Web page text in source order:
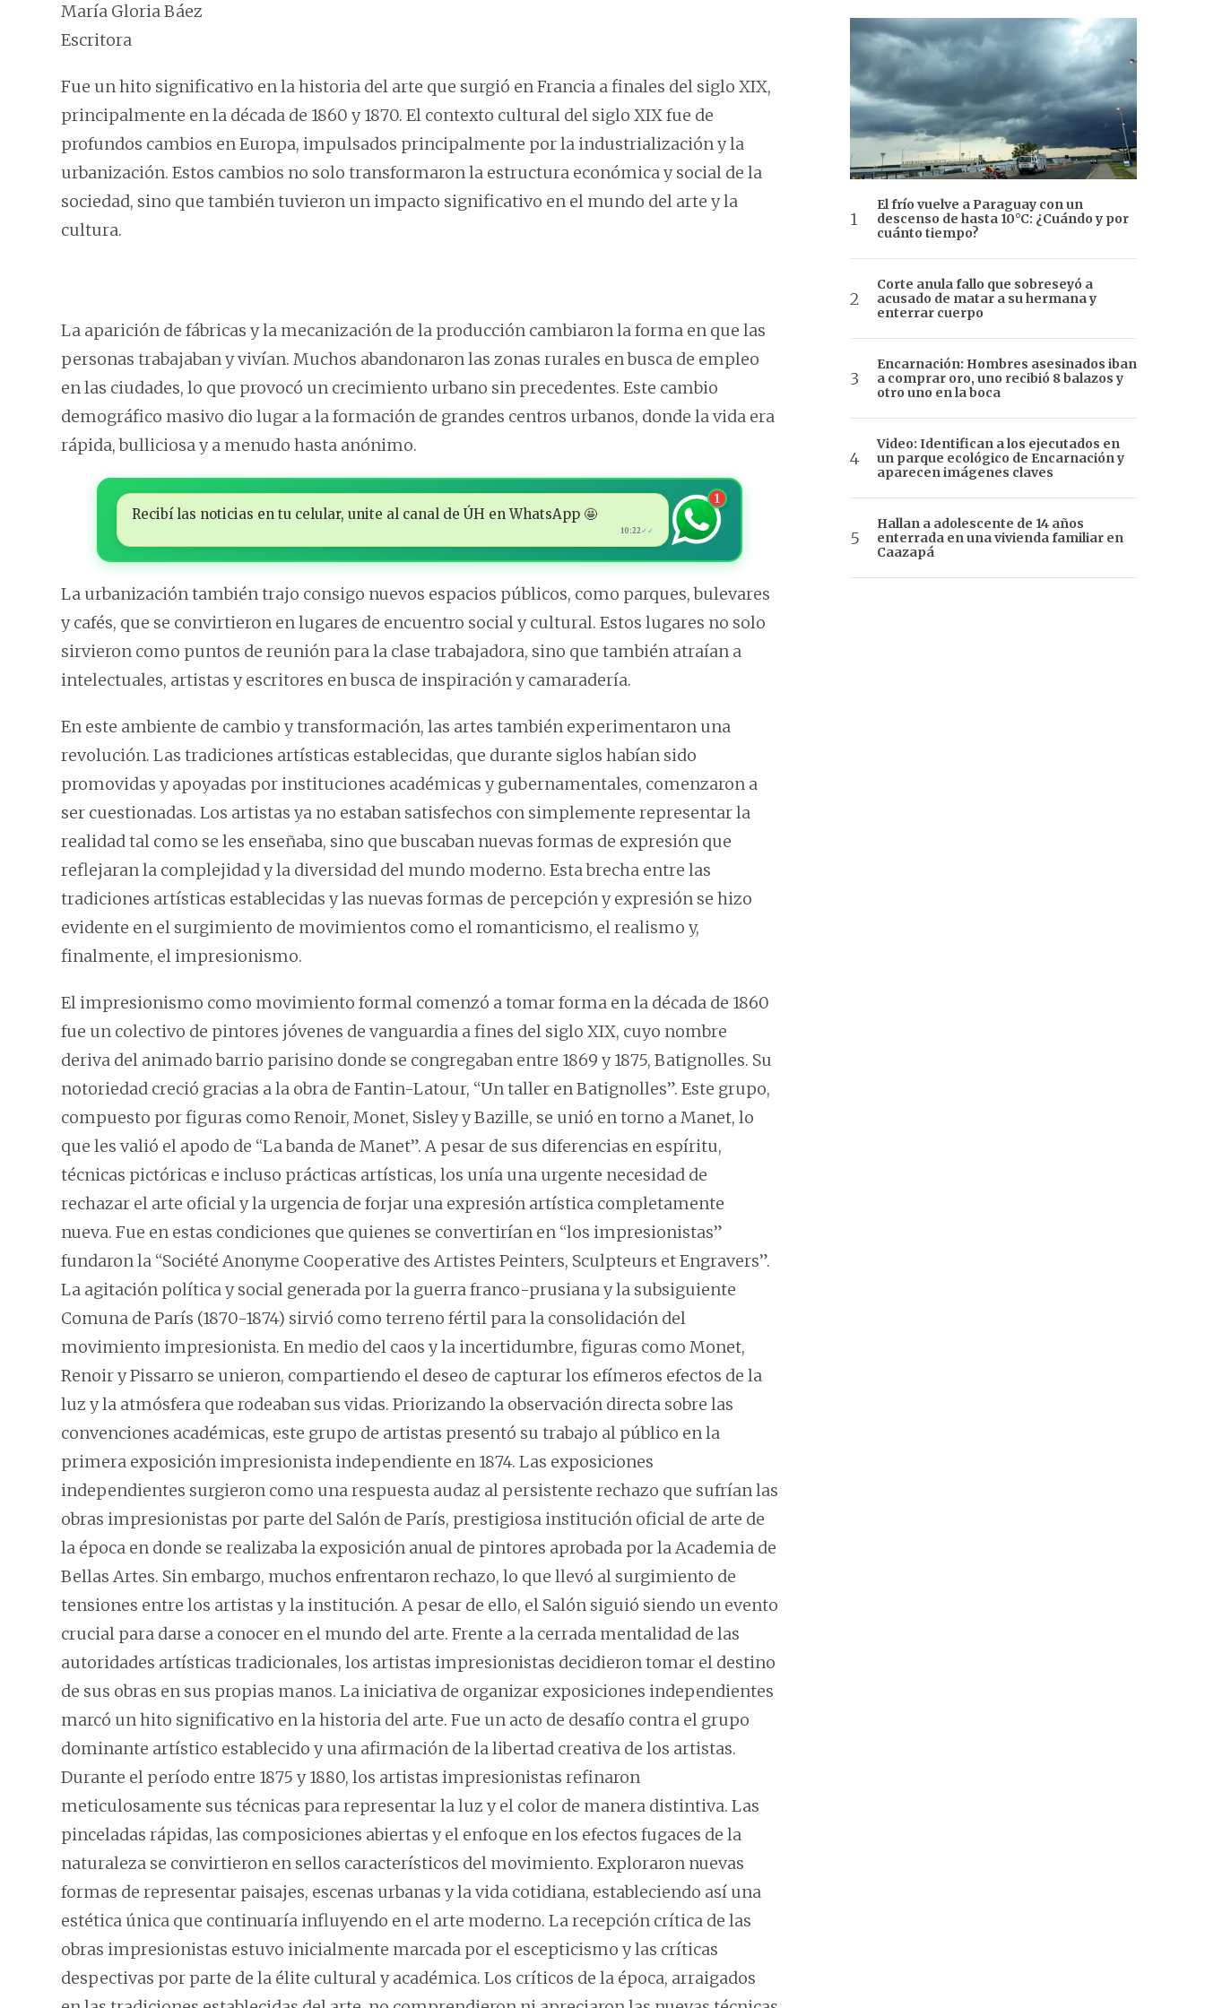
María Gloria Báez
Escritora
Fue un hito significativo en la historia del arte que surgió en Francia a finales del siglo XIX,
principalmente en la década de 1860 y 1870. El contexto cultural del siglo XIX fue de
profundos cambios en Europa, impulsados principalmente por la industrialización y la
urbanización. Estos cambios no solo transformaron la estructura económica y social de la
sociedad, sino que también tuvieron un impacto significativo en el mundo del arte y la
cultura.
La aparición de fábricas y la mecanización de la producción cambiaron la forma en que las
personas trabajaban y vivían. Muchos abandonaron las zonas rurales en busca de empleo
en las ciudades, lo que provocó un crecimiento urbano sin precedentes. Este cambio
demográfico masivo dio lugar a la formación de grandes centros urbanos, donde la vida era
rápida, bulliciosa y a menudo hasta anónimo.
Recibí las noticias en tu celular, unite al canal de ÚH en WhatsApp 🤩
10:22✓✓
1
La urbanización también trajo consigo nuevos espacios públicos, como parques, bulevares
y cafés, que se convirtieron en lugares de encuentro social y cultural. Estos lugares no solo
sirvieron como puntos de reunión para la clase trabajadora, sino que también atraían a
intelectuales, artistas y escritores en busca de inspiración y camaradería.
En este ambiente de cambio y transformación, las artes también experimentaron una
revolución. Las tradiciones artísticas establecidas, que durante siglos habían sido
promovidas y apoyadas por instituciones académicas y gubernamentales, comenzaron a
ser cuestionadas. Los artistas ya no estaban satisfechos con simplemente representar la
realidad tal como se les enseñaba, sino que buscaban nuevas formas de expresión que
reflejaran la complejidad y la diversidad del mundo moderno. Esta brecha entre las
tradiciones artísticas establecidas y las nuevas formas de percepción y expresión se hizo
evidente en el surgimiento de movimientos como el romanticismo, el realismo y,
finalmente, el impresionismo.
El impresionismo como movimiento formal comenzó a tomar forma en la década de 1860
fue un colectivo de pintores jóvenes de vanguardia a fines del siglo XIX, cuyo nombre
deriva del animado barrio parisino donde se congregaban entre 1869 y 1875, Batignolles. Su
notoriedad creció gracias a la obra de Fantin-Latour, “Un taller en Batignolles”. Este grupo,
compuesto por figuras como Renoir, Monet, Sisley y Bazille, se unió en torno a Manet, lo
que les valió el apodo de “La banda de Manet”. A pesar de sus diferencias en espíritu,
técnicas pictóricas e incluso prácticas artísticas, los unía una urgente necesidad de
rechazar el arte oficial y la urgencia de forjar una expresión artística completamente
nueva. Fue en estas condiciones que quienes se convertirían en “los impresionistas”
fundaron la “Société Anonyme Cooperative des Artistes Peinters, Sculpteurs et Engravers”.
La agitación política y social generada por la guerra franco-prusiana y la subsiguiente
Comuna de París (1870-1874) sirvió como terreno fértil para la consolidación del
movimiento impresionista. En medio del caos y la incertidumbre, figuras como Monet,
Renoir y Pissarro se unieron, compartiendo el deseo de capturar los efímeros efectos de la
luz y la atmósfera que rodeaban sus vidas. Priorizando la observación directa sobre las
convenciones académicas, este grupo de artistas presentó su trabajo al público en la
primera exposición impresionista independiente en 1874. Las exposiciones
independientes surgieron como una respuesta audaz al persistente rechazo que sufrían las
obras impresionistas por parte del Salón de París, prestigiosa institución oficial de arte de
la época en donde se realizaba la exposición anual de pintores aprobada por la Academia de
Bellas Artes. Sin embargo, muchos enfrentaron rechazo, lo que llevó al surgimiento de
tensiones entre los artistas y la institución. A pesar de ello, el Salón siguió siendo un evento
crucial para darse a conocer en el mundo del arte. Frente a la cerrada mentalidad de las
autoridades artísticas tradicionales, los artistas impresionistas decidieron tomar el destino
de sus obras en sus propias manos. La iniciativa de organizar exposiciones independientes
marcó un hito significativo en la historia del arte. Fue un acto de desafío contra el grupo
dominante artístico establecido y una afirmación de la libertad creativa de los artistas.
Durante el período entre 1875 y 1880, los artistas impresionistas refinaron
meticulosamente sus técnicas para representar la luz y el color de manera distintiva. Las
pinceladas rápidas, las composiciones abiertas y el enfoque en los efectos fugaces de la
naturaleza se convirtieron en sellos característicos del movimiento. Exploraron nuevas
formas de representar paisajes, escenas urbanas y la vida cotidiana, estableciendo así una
estética única que continuaría influyendo en el arte moderno. La recepción crítica de las
obras impresionistas estuvo inicialmente marcada por el escepticismo y las críticas
despectivas por parte de la élite cultural y académica. Los críticos de la época, arraigados
El frío vuelve a Paraguay con un
descenso de hasta 10°C: ¿Cuándo y por
cuánto tiempo?
Corte anula fallo que sobreseyó a
acusado de matar a su hermana y
enterrar cuerpo
Encarnación: Hombres asesinados iban
a comprar oro, uno recibió 8 balazos y
otro uno en la boca
Video: Identifican a los ejecutados en
un parque ecológico de Encarnación y
aparecen imágenes claves
Hallan a adolescente de 14 años
enterrada en una vivienda familiar en
Caazapá